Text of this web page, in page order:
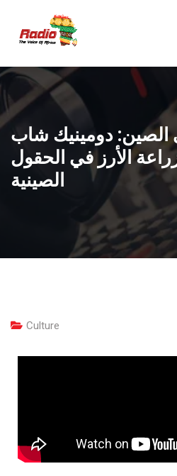
الصين: دومينيك شاب
الأرز في الحقول
الصينية
Culture